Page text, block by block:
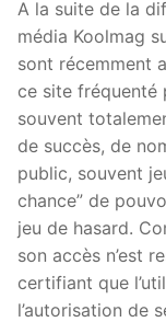
A la suite de la
média Koolmag
sont récemment
ce site fréquenté
souvent
de succès, de
public, souvent
chance” de
jeu de hasard.
son accès n’est
certifiant que
l’autorisation de